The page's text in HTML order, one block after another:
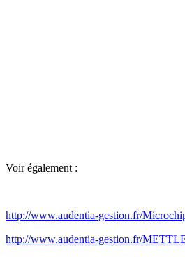
Voir également :
http://www.audentia-gestion.fr/
http://www.audentia-gestion.fr/